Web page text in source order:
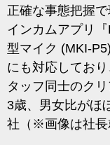
正確な事態把握
インカムアプリ
型マイク (MKI-
にも対応してお
タッフ同士のク
3歳、男女比がほ
社（※画像は社長